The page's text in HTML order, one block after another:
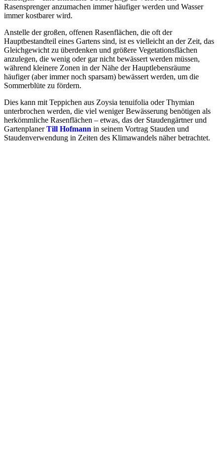
Rasensprenger anzumachen immer häufiger werden und Wasser
immer kostbarer wird.
Anstelle der großen, offenen Rasenflächen, die oft der
Hauptbestandteil eines Gartens sind, ist es vielleicht an der Zeit, das
Gleichgewicht zu überdenken und größere Vegetationsflächen
anzulegen, die wenig oder gar nicht bewässert werden müssen,
während kleinere Zonen in der Nähe der Hauptlebensräume
häufiger (aber immer noch sparsam) bewässert werden, um die
Sommerblüte zu fördern.
Dies kann mit Teppichen aus Zoysia tenuifolia oder Thymian
unterbrochen werden, die viel weniger Bewässerung benötigen als
herkömmliche Rasenflächen – etwas, das der Staudengärtner und
GartenplanerTill Hofmann in seinem Vortrag Stauden und
Staudenverwendung in Zeiten des Klimawandels näher betrachtet.